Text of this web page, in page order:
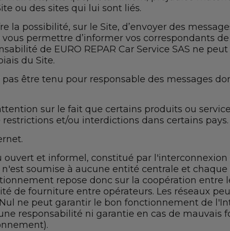
ou des sites qui lui sont liés.
la possibilité, sur le Site, d’envoyer des
permettre d’informer vos correspondants
de EURO REPAR Car Service SAS ne
du Site.
pas être tenu pour responsable des messages
sur le fait que certains produits ou
et/ou interdictions dans certains pays.
ouvert et informel, constitué par
soumise à aucune entité centrale et
repose donc sur la coopération entre
de fourniture entre opérateurs. Les réseaux
ne peut garantir le bon fonctionnement de
responsabilité ni garantie en cas de